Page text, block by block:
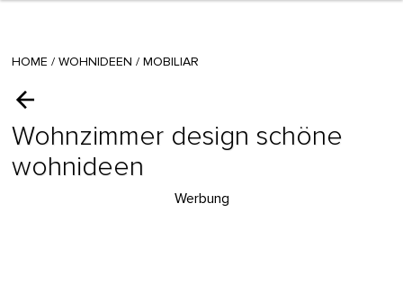
HOME / WOHNIDEEN / MOBILIAR
Wohnzimmer design schöne
wohnideen
Werbung